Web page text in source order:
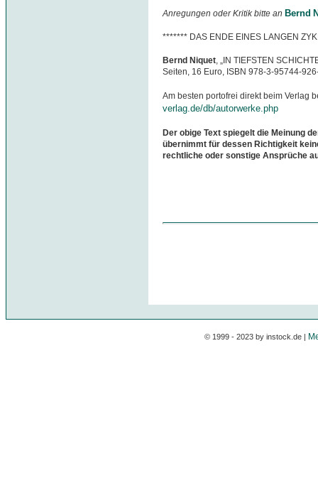
Anregungen oder Kritik bitte an Bernd
******* DAS ENDE EINES LANGEN
Bernd Niquet, „IN TIEFSTEN
Seiten, 16 Euro, ISBN 978-3-95744-
Am besten portofrei direkt beim Verlag
verlag.de/db/autorwerke.php
Der obige Text spiegelt die Meinung
übernimmt für dessen Richtigkeit
rechtliche oder sonstige Ansprüche
© 1999 - 2023 by instock.de |